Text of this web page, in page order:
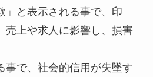
」と表示される事で、印
売上や求人に影響し、損害
事で、社会的信用が失墜す